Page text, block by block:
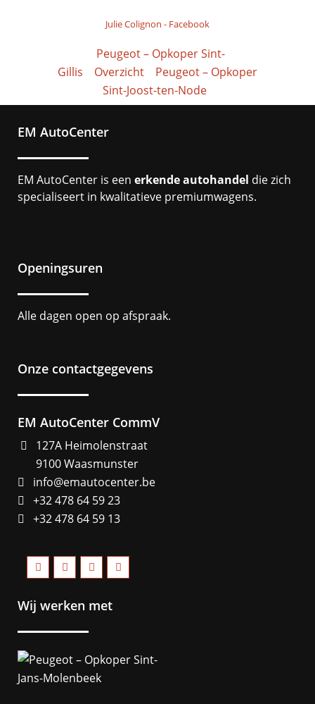
Julie Colignon - Facebook
Peugeot – Opkoper Sint-
Gillis
Overzicht
Peugeot – Opkoper
Sint-Joost-ten-Node
EM AutoCenter
EM AutoCenter is een erkende autohandel die zich
specialiseert in kwalitatieve premiumwagens.
Openingsuren
Alle dagen open op afspraak.
Onze contactgegevens
EM AutoCenter CommV
127A Heimolenstraat
9100 Waasmunster
info@emautocenter.be
+32 478 64 59 23
+32 478 64 59 13
Wij werken met